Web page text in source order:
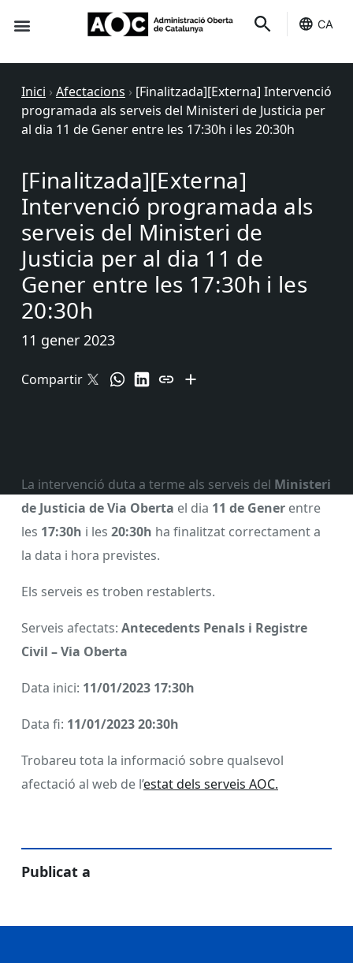
CA
Inici › Afectacions › [Finalitzada][Externa] Intervenció
programada als serveis del Ministeri de Justicia per
al dia 11 de Gener entre les 17:30h i les 20:30h
[Finalitzada][Externa]
Intervenció programada als
serveis del Ministeri de
Justicia per al dia 11 de
Gener entre les 17:30h i les
20:30h
11 gener 2023
Compartir
La intervenció duta a terme als serveis del Ministeri
de Justicia de Via Oberta el dia 11 de Gener entre
les 17:30h i les 20:30h ha finalitzat correctament a
la data i hora previstes.
Els serveis es troben restablerts.
Serveis afectats: Antecedents Penals i Registre
Civil – Via Oberta
Data inici: 11/01/2023 17:30h
Data fi: 11/01/2023 20:30h
Trobareu tota la informació sobre qualsevol
afectació al web de l’estat dels serveis AOC.
Publicat a